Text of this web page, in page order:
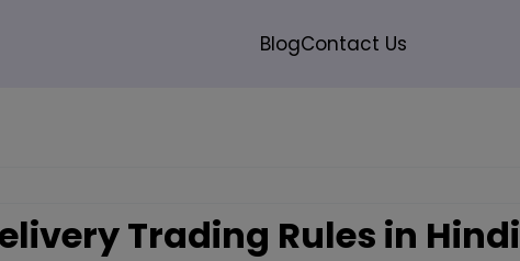
BlogContact Us
Trading Rules in Hindi